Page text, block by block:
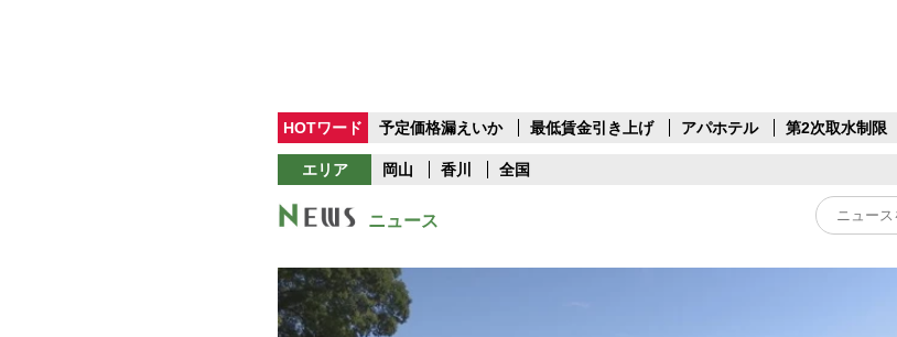
HOTワード 予定価格漏えいか 最低賃金引き上げ アパホテル 第2次取水制限
エリア 岡山 香川 全国
ニュース